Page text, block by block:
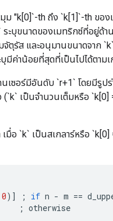
"k[0]`-th ถึง `k[1]`-th ของ
ะบุขนาดของเมทริกซ์ที่อยู่ด้า
จัตุรัส และอนุมานขนาดจาก
ะบุมีค่าน้อยที่สุดที่เป็นไปได้ตา
เซอร์มีอันดับ `r+1` โดยมีรูปร่
เป็นจำนวนเต็มหรือ
อ `k` เป็นสเกลาร์หรือ `k[0]
0) ] ; if n - m ==
; otherwise